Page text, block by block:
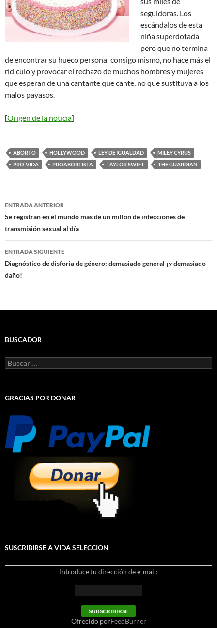
seguidoras. Los
escándalos de esta
niña superdotada
pero que no termina
de encontrar su hueco personal consigo mismo, no hace más el
rídiculo y provocar el rechazo de muchos hombres y mujeres
que esperan de una cantante que cante, no que sustituya a los
malos payasos
[Origen de la noticia]
ABORTO HOLLYWOOD LEY DE IGUALDAD
MILEY CYRUS
PRO-VIDA
PROABORTISTA TAYLOR SWIFT THE GUARDIAN
Navegación
de
entradas
ENTRADA ANTERIOR
Se registran en el mundo más de un millón de infecciones de
transmisión sexual al día
ENTRADA SIGUIENTE
Diagnóstico de disforia de género: demasiado general ¡y demasiado
daño!
BUSCADOR
Buscar:
GRACIAS POR DONAR
SUSCRIBIRSE A VIDA SELECCIÓN
Introduce tu dirección de e-mail:
Ofrecido porFeedBurner